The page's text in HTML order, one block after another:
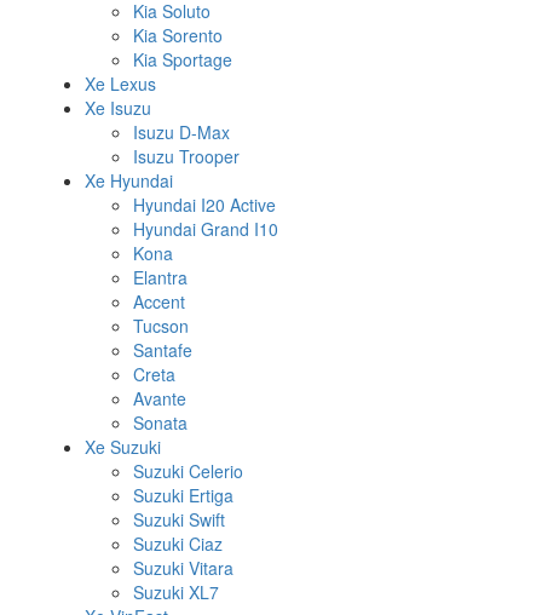
Kia Soluto
Kia Sorento
Kia Sportage
Xe Lexus
Xe Isuzu
Isuzu D-Max
Isuzu Trooper
Xe Hyundai
Hyundai I20 Active
Hyundai Grand I10
Kona
Elantra
Accent
Tucson
Santafe
Creta
Avante
Sonata
Xe Suzuki
Suzuki Celerio
Suzuki Ertiga
Suzuki Swift
Suzuki Ciaz
Suzuki Vitara
Suzuki XL7